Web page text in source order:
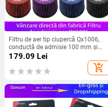
Filtru de aer tip ciupercă Qx1006,
conductă de admisie 100 mm și
conductă de evacuare 100 mm,
modelelor
179.09 Lei
add_shopping_cart